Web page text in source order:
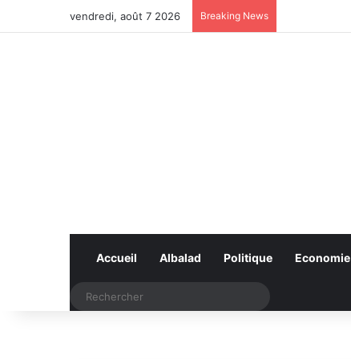
vendredi, août 7 2026 Breaking News
Accueil Albalad Politique Economie